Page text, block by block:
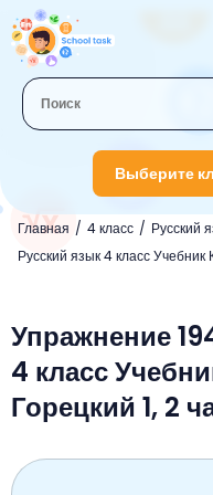
Выберите
Главная 4 класс
Русский
Русский язык 4 класс Учебник
1 класс
3 класс
4 класс
Упражнение
4 класс
Горецкий 1, 2